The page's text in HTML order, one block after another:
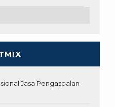
Jasa Pengaspalan